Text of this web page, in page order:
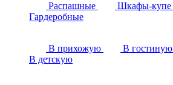
Распашные
Шкафы-купе
Гардеробные
В прихожую В гостиную
В детскую